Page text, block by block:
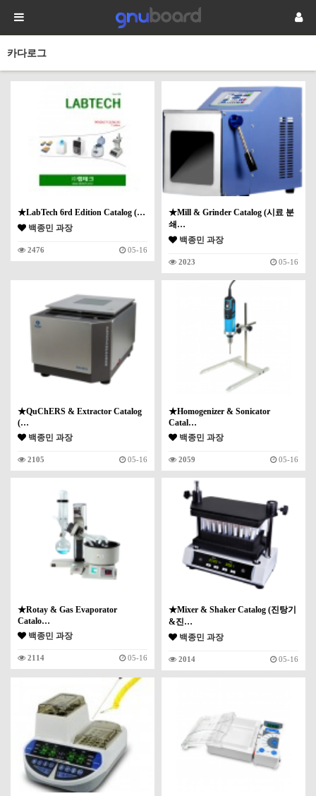
카다로그
★LabTech 6rd Edition Catalog (…
백종민 과장
2476 05-16
★Mill & Grinder Catalog (시료 분
쇄…
백종민 과장
2023 05-16
★QuChERS & Extractor Catalog
(…
백종민 과장
2105 05-16
★Homogenizer & Sonicator
Catal…
백종민 과장
2059 05-16
★Rotay & Gas Evaporator
Catalo…
백종민 과장
2114 05-16
★Mixer & Shaker Catalog (진탕기
&진…
백종민 과장
2014 05-16